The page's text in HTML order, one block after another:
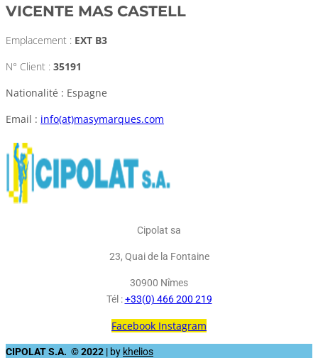
VICENTE MAS CASTELL
Emplacement : EXT B3
N° Client : 35191
Nationalité : Espagne
Email : info(at)masymarques.com
Cipolat sa
23, Quai de la Fontaine
30900 Nîmes
Tél :+33(0) 466 200 219
Facebook Instagram
CIPOLAT S.A. © 2022 | by khelios